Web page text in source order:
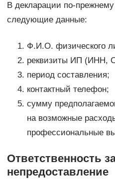
В декларации по-
следующие данные:
Ф.И.О. физического
реквизиты ИП (ИНН,
период составления;
контактный телефон;
сумму
на возможные
профессиональные
Ответственность
непредоставление